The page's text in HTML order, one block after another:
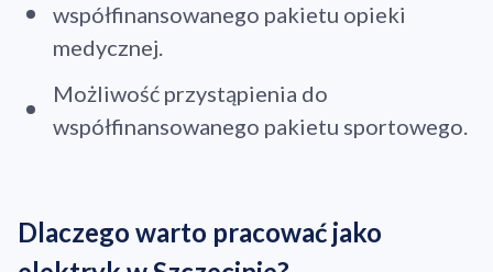
współfinansowanego pakietu opieki
medycznej.
Możliwość przystąpienia do
współfinansowanego pakietu sportowego.
Dlaczego warto pracować jako